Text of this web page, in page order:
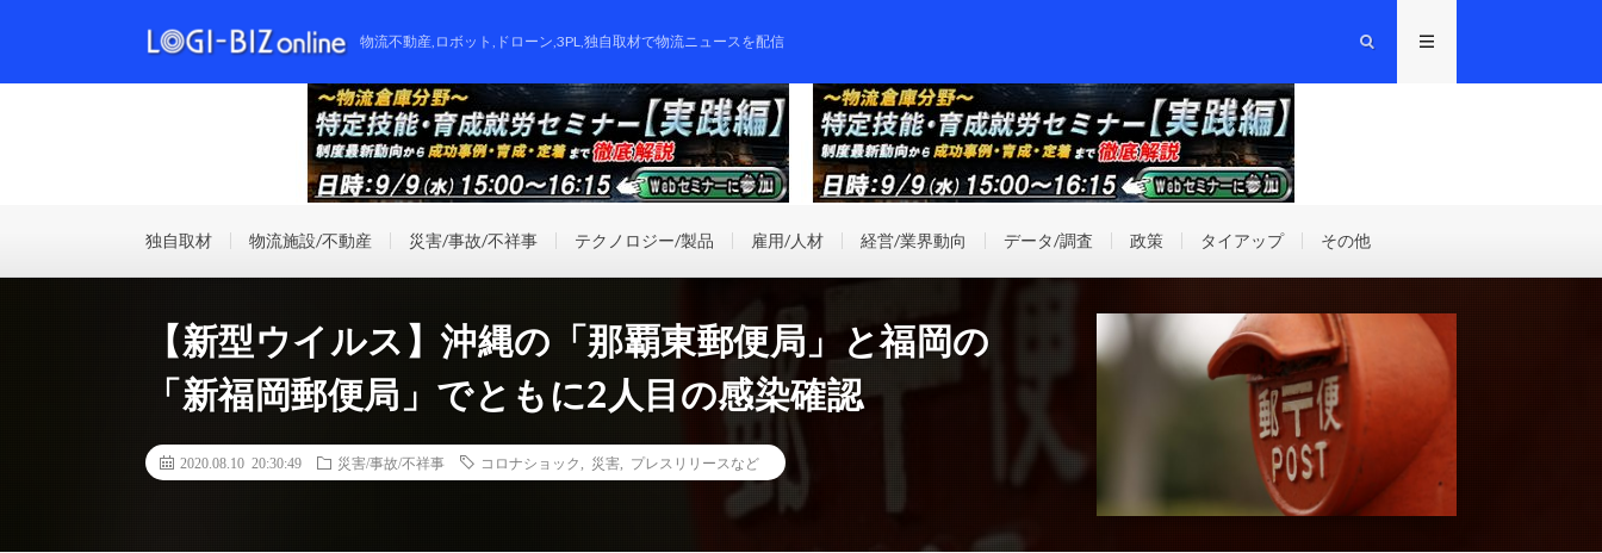
物流不動産,ロボット,ドローン,3PL,独自取材で物流ニュースを配信
独自取材 物流施設/不動産 災害/事故/不祥事 テクノロジー/製品 雇用/人材 経営/業界動向 データ/調査 政策 タイアップ その他
【新型ウイルス】沖縄の「那覇東郵便局」と福岡の
「新福岡郵便局」でともに2人目の感染確認
2020.08.10 20:30:49 災害/事故/不祥事 コロナショック 災害 プレスリリースなど